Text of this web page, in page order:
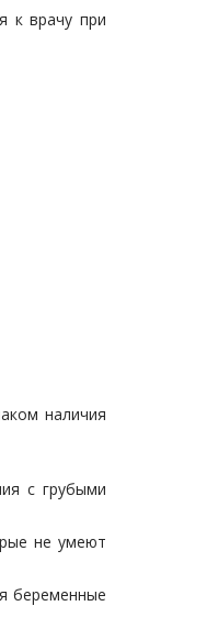
к врачу при
наличия
с грубыми
не умеют
беременные